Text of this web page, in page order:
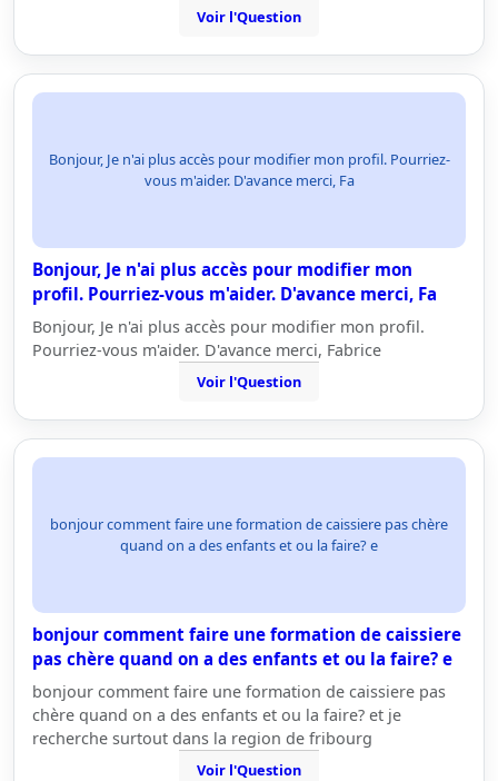
Voir l'Question
Bonjour, Je n'ai plus accès pour modifier mon profil. Pourriez-
vous m'aider. D'avance merci, Fa
Bonjour, Je n'ai plus accès pour modifier mon
profil. Pourriez-vous m'aider. D'avance merci, Fa
Bonjour, Je n'ai plus accès pour modifier mon profil.
Pourriez-vous m'aider. D'avance merci, Fabrice
Voir l'Question
bonjour comment faire une formation de caissiere pas chère
quand on a des enfants et ou la faire? e
bonjour comment faire une formation de caissiere
pas chère quand on a des enfants et ou la faire? e
bonjour comment faire une formation de caissiere pas
chère quand on a des enfants et ou la faire? et je
recherche surtout dans la region de fribourg
Voir l'Question